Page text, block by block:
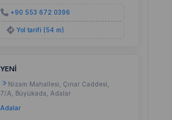
+90 553 672 0396
Yol tarifi (54 m)
YENİ
Nizam Mahallesi, Çınar Caddesi,
7/A, Büyükada, Adalar
Adalar